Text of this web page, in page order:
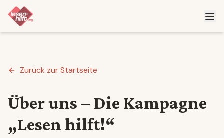
Zurück zur Startseite
Über uns – Die Kampagne
„Lesen hilft!“